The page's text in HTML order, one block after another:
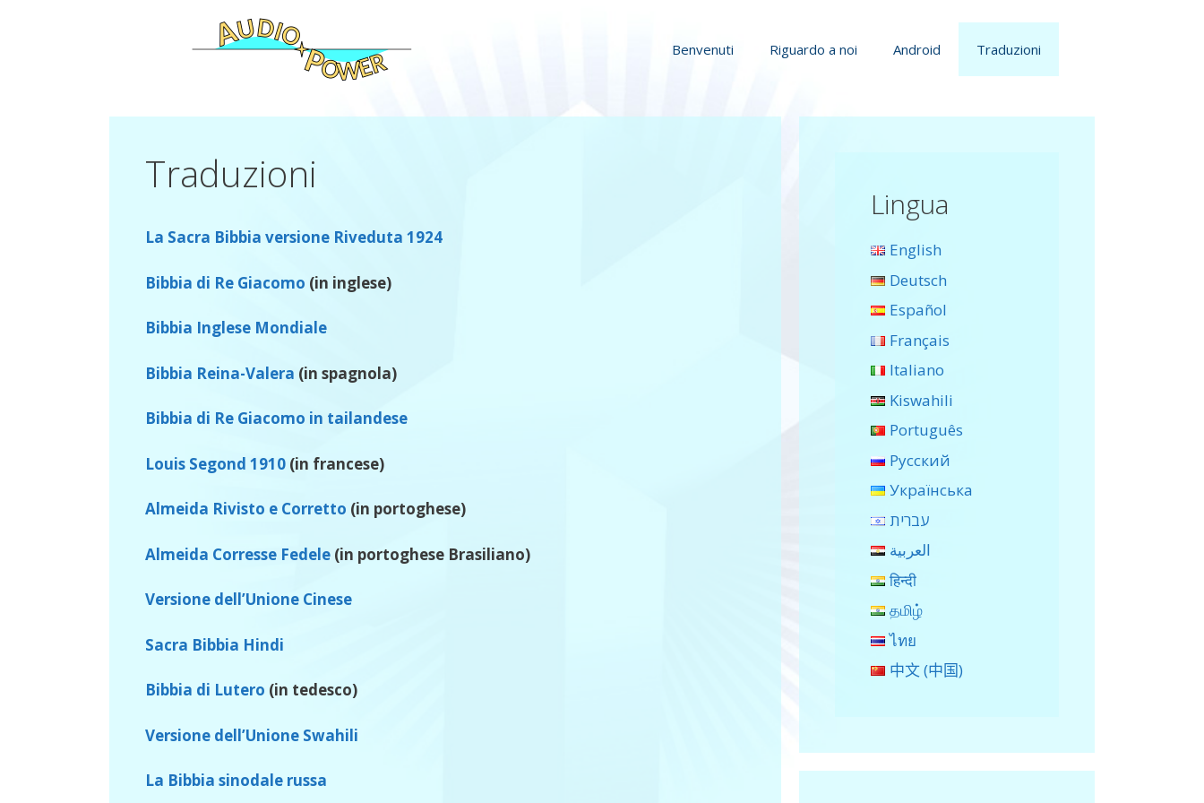
Benvenuti Riguardo a noi Android Traduzioni
Traduzioni
La Sacra Bibbia versione Riveduta 1924
Bibbia di Re Giacomo (in inglese)
Bibbia Inglese Mondiale
Bibbia Reina-Valera (in spagnola)
Bibbia di Re Giacomo in tailandese
Louis Segond 1910 (in francese)
Almeida Rivisto e Corretto (in portoghese)
Almeida Corresse Fedele (in portoghese Brasiliano)
Versione dell’Unione Cinese
Sacra Bibbia Hindi
Bibbia di Lutero (in tedesco)
Versione dell’Unione Swahili
La Bibbia sinodale russa
Lingua
English
Deutsch
Español
Français
Italiano
Kiswahili
Português
Русский
Українська
עברית
العربية
हिन्दी
தமிழ்
ไทย
中文 (中国)